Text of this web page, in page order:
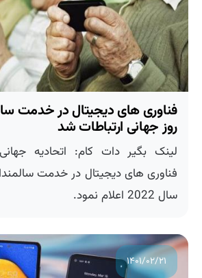
فناوری های دیجیتال در خدمت
روز جهانی ارتباطات شد
فناوری های دیجیتال در خدمت
سال 2022 اعلام نمود.
۱۴۰۱/۰۲/۲۱